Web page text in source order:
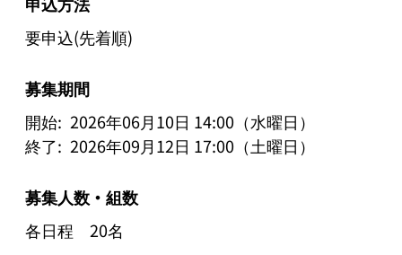
要申込(先着順)
募集期間
開始: 2026年06月10日 14:00（水曜日）
終了: 2026年09月12日 17:00（土曜日）
募集人数・組数
各日程 20名